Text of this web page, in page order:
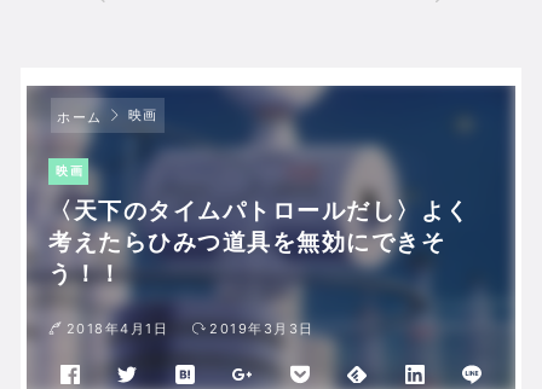
ホーム 映画
映画
〈天下のタイムパトロールだし〉よく
考えたらひみつ道具を無効にできそ
う！！
2018年4月1日 2019年3月3日